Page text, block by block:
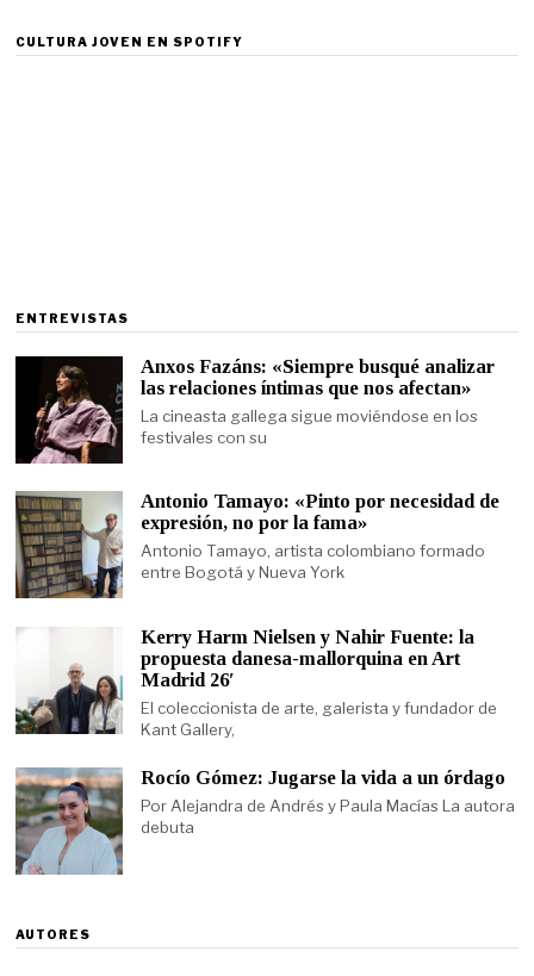
CULTURA JOVEN EN SPOTIFY
ENTREVISTAS
Anxos Fazáns: «Siempre busqué analizar
las relaciones íntimas que nos afectan»
La cineasta gallega sigue moviéndose en los
festivales con su
Antonio Tamayo: «Pinto por necesidad de
expresión, no por la fama»
Antonio Tamayo, artista colombiano formado
entre Bogotá y Nueva York
Kerry Harm Nielsen y Nahir Fuente: la
propuesta danesa-mallorquina en Art
Madrid 26′
El coleccionista de arte, galerista y fundador de
Kant Gallery,
Rocío Gómez: Jugarse la vida a un órdago
Por Alejandra de Andrés y Paula Macías La autora
debuta
AUTORES